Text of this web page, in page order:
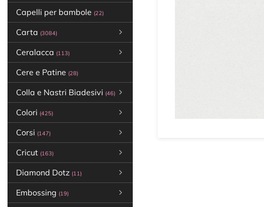
Capelli per bambole (22)
Carta (3084)
Ceralacca (113)
Cere e Patine (28)
Colla e Nastri Biadesivi (46)
Colori (425)
Corsi (147)
Cricut (163)
Diamond Dotz (11)
Embossing (19)